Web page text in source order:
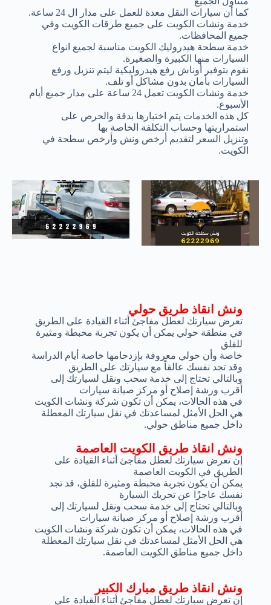
كما أن سيارات النقل معدة للعمل على مدار ال 24 ساعة.
خدمة ونشات الكويت على جميع طرقات الكويت وفي
جميع المحافظات.
خدمة سطحة هيدروليك الكويت مناسبة لجميع انواع
السيارات منها الكبيرة والصغيرة.
نقوم بتوفير أوناش رفع هيدروليكية ليتم تنزيل ورفع
السيارات بأمان بدون مشاكل أو تلف.
خدمة ونشات الكويت تعمل 24 ساعة على مدار جميع أيام
الأسبوع.
كل هذه الخدمات يتم اختبارها بدقة والحرص على
استمراريتها وحساب التكلفة الخاصة بها
وتنزيل السعر لتقديم أرخص ونش وأرخص سطحة في
الكويت.
ونش انقاذ طريق الكويت العاصمة
إن تعرض سيارتك لعطل مفاجئ أثناء القيادة على
الطريق في الكويت العاصمة
يمكن أن يكون تجربة محبطة ومثيرة للقلق، قد تجد
نفسك عاجزًا عن تحريك السيارة
وبالتالي تحتاج إلى خدمة سحب ونقل لسيارتك إلى
أقرب ورشة إصلاح أو مركز صيانة سيارات
في هذه الحالات، يمكن أن تكون شركة ونشات الكويت
هي الحل الأمثل لمساعدتك في نقل سيارتك المعطلة
داخل جميع مناطق الكويت العاصمة.
ونش انقاذ طريق حولي
تعرض سيارتك لعطل مفاجئ أثناء القيادة على الطريق
في منطقة حولي يمكن أن يكون تجربة محبطة ومثيرة
للقلق
خاصة وأن حولي معروفة بإزدحامها خاصة أيام الدراسة
وقد تجد نفسك عالقاً مع سيارتك على الطريق
وبالتالي تحتاج إلى خدمة سحب ونقل لسيارتك إلى
أقرب ورشة إصلاح أو مركز صيانة سيارات
في هذه الحالات، يمكن أن تكون شركة ونشات الكويت
هي الحل الأمثل لمساعدتك في نقل سيارتك المعطلة
داخل جميع مناطق حولي.
ونش انقاذ طريق مبارك الكبير
إن تعرض سيارتك لعطل مفاجئ أثناء القيادة على